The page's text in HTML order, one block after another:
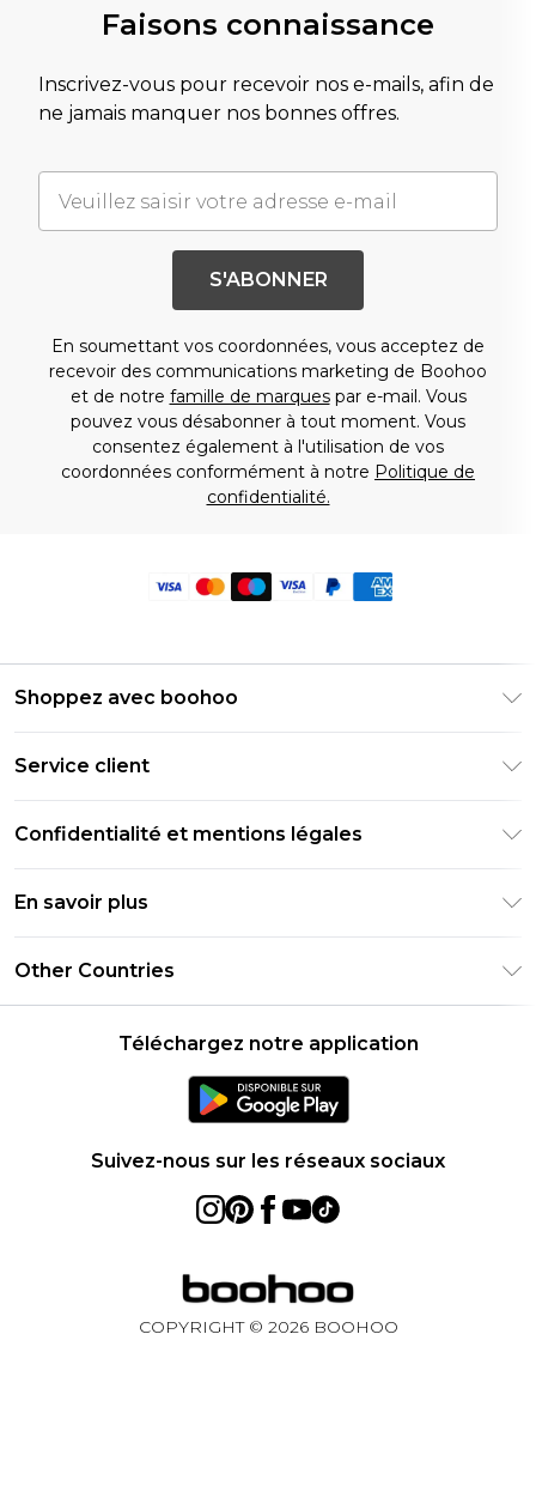
Faisons connaissance
Inscrivez-vous pour recevoir nos e-mails, afin de
ne jamais manquer nos bonnes offres.
S'ABONNER
En soumettant vos coordonnées, vous acceptez de
recevoir des communications marketing de Boohoo
et de notre famille de marquespar e-mail. Vous
pouvez vous désabonner à tout moment. Vous
consentez également à l'utilisation de vos
coordonnées conformément à notre Politique de
confidentialité.
Shoppez avec boohoo
PayPal
Clearpay
Klarna
Réduction étudiant - Student Beans
Réduction étudiant - UNiDAYS
Service client
Informations de livraison
Informations sur les retours
Contactez-nous
Confidentialité et mentions légales
Conditions d'utilisation
À propos des cookies
En savoir plus
Other Countries
Téléchargez notre application
Suivez-nous sur les réseaux sociaux
COPYRIGHT © 2026 BOOHOO